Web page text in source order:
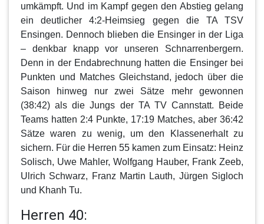
umkämpft. Und im Kampf gegen den Abstieg gelang
ein deutlicher 4:2-Heimsieg gegen die TA TSV
Ensingen. Dennoch blieben die Ensinger in der Liga
– denkbar knapp vor unseren Schnarrenbergern.
Denn in der Endabrechnung hatten die Ensinger bei
Punkten und Matches Gleichstand, jedoch über die
Saison hinweg nur zwei Sätze mehr gewonnen
(38:42) als die Jungs der TA TV Cannstatt. Beide
Teams hatten 2:4 Punkte, 17:19 Matches, aber 36:42
Sätze waren zu wenig, um den Klassenerhalt zu
sichern. Für die Herren 55 kamen zum Einsatz: Heinz
Solisch, Uwe Mahler, Wolfgang Hauber, Frank Zeeb,
Ulrich Schwarz, Franz Martin Lauth, Jürgen Sigloch
und Khanh Tu.
Herren 40: